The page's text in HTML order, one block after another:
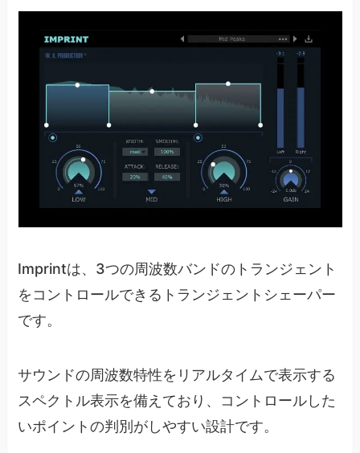
Imprintは、3つの周波数バンドのトランジェント
をコントロールできるトランジェントシェーパー
です。
サウンドの周波数特性をリアルタイムで表示する
スペクトル表示を備えており、コントロールした
いポイントの判別がしやすい設計です。